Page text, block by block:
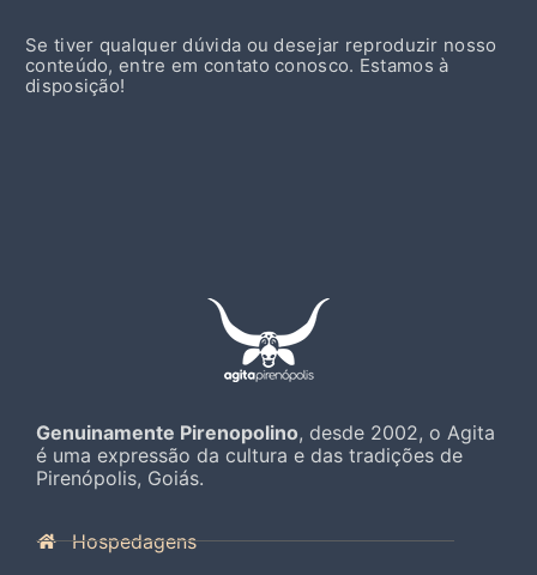
Se tiver qualquer dúvida ou desejar reproduzir nosso
conteúdo, entre em contato conosco. Estamos à
disposição!
Genuinamente Pirenopolino, desde 2002, o Agita
é uma expressão da cultura e das tradições de
Pirenópolis, Goiás.
Hospedagens